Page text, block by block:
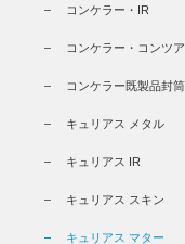
コンケラー・IR
コンケラー・コンツア
コンケラー既製品封筒
キュリアス メタル
キュリアス IR
キュリアス スキン
キュリアス マター